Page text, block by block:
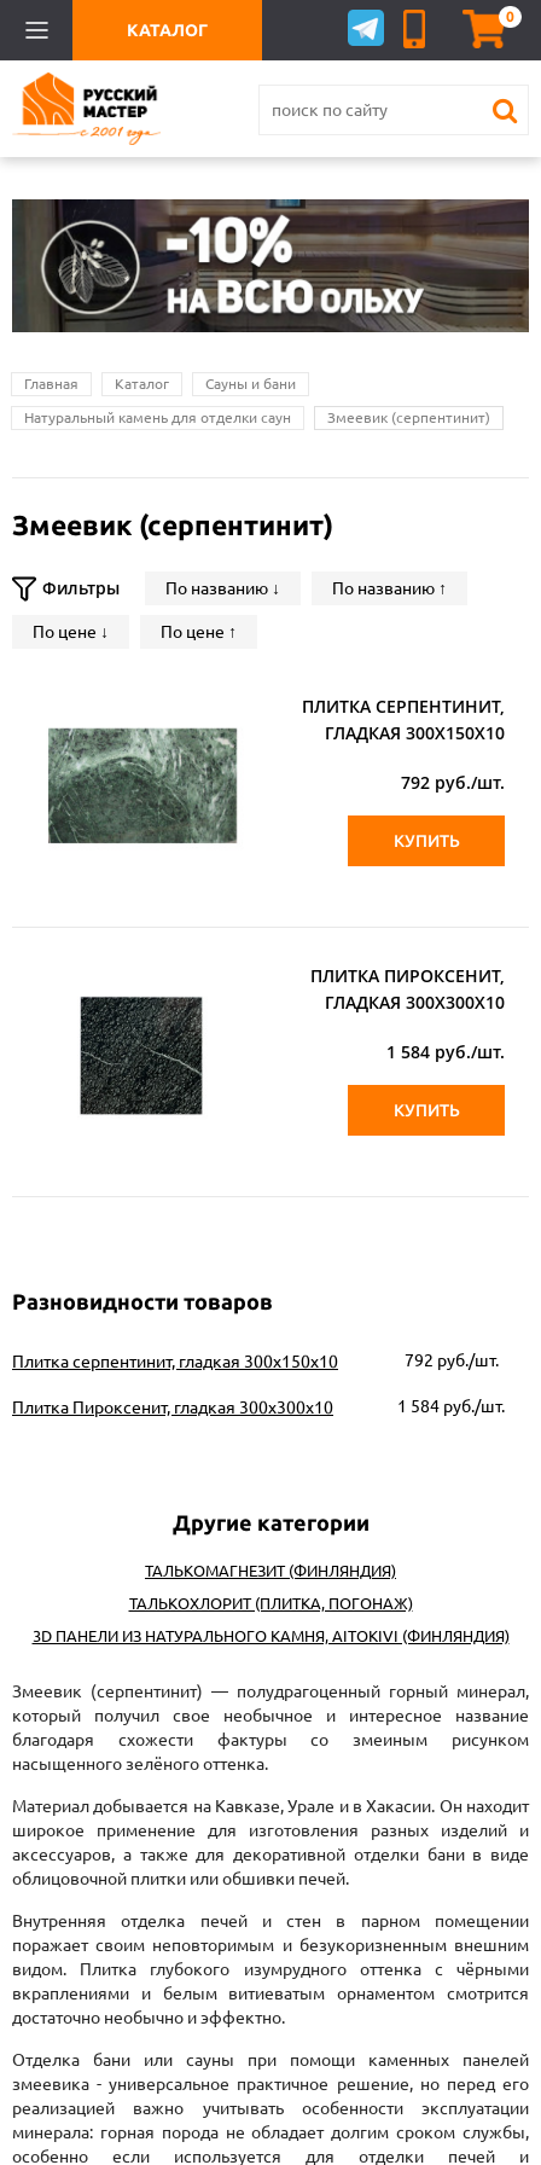
0
КАТАЛОГ
Главная Каталог Сауны и бани
Натуральный камень для отделки саун Змеевик (серпентинит)
Змеевик (серпентинит)
Фильтры По названию ↓ По названию ↑
По цене ↓ По цене ↑
ПЛИТКА СЕРПЕНТИНИТ,
ГЛАДКАЯ 300Х150Х10
792 руб./шт.
КУПИТЬ
ПЛИТКА ПИРОКСЕНИТ,
ГЛАДКАЯ 300Х300Х10
1 584 руб./шт.
КУПИТЬ
Разновидности товаров
Плитка серпентинит, гладкая 300х150х10 792 руб./шт.
Плитка Пироксенит, гладкая 300х300х10 1 584 руб./шт.
ТАЛЬКОМАГНЕЗИТ (ФИНЛЯНДИЯ)
ТАЛЬКОХЛОРИТ (ПЛИТКА, ПОГОНАЖ)
3D ПАНЕЛИ ИЗ НАТУРАЛЬНОГО КАМНЯ, AITOKIVI (ФИНЛЯНДИЯ)
Змеевик (серпентинит) — полудрагоценный горный минерал,
который получил свое необычное и интересное название
благодаря схожести фактуры со змеиным рисунком
насыщенного зелёного оттенка.
Материал добывается на Кавказе, Урале и в Хакасии. Он находит
широкое применение для изготовления разных изделий и
аксессуаров, а также для декоративной отделки бани в виде
облицовочной плитки или обшивки печей.
Внутренняя отделка печей и стен в парном помещении
поражает своим неповторимым и безукоризненным внешним
видом. Плитка глубокого изумрудного оттенка с чёрными
вкраплениями и белым витиеватым орнаментом смотрится
достаточно необычно и эффектно.
Отделка бани или сауны при помощи каменных панелей
змеевика - универсальное практичное решение, но перед его
реализацией важно учитывать особенности эксплуатации
минерала: горная порода не обладает долгим сроком службы,
особенно если используется для отделки печей и